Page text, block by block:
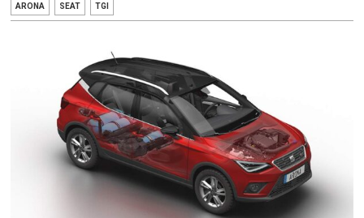
ARONA SEAT TGI